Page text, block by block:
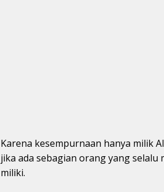
Karena kesempurnaan hanya milik
jika ada sebagian orang yang
miliki.